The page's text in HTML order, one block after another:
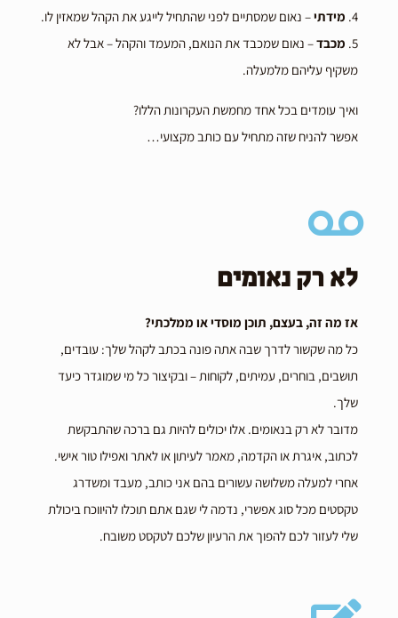
4. מידתי– נאום שמסתיים לפני שהתחיל לייגע את הקהל שמאזין לו.
5. מכבד– נאום שמכבד את הנואם, המעמד והקהל – אבל לא
משקיף עליהם מלמעלה.
ואיך עומדים בכל אחד מחמשת העקרונות הללו?
אפשר להניח שזה מתחיל עם כותב מקצועי…
לא רק נאומים
אז מה זה, בעצם, תוכן מוסדי או ממלכתי?
כל מה שקשור לדרך שבה אתה פונה בכתב לקהל שלך: עובדים,
תושבים, בוחרים, עמיתים, לקוחות – ובקיצור כל מי שמוגדר כיעד
שלך.
מדובר לא רק בנאומים. אלו יכולים להיות גם ברכה שהתבקשת
לכתוב, איגרת או הקדמה, מאמר לעיתון או לאתר ואפילו טור אישי.
אחרי למעלה משלושה עשורים בהם אני כותב, מעבד ומשדרג
טקסטים מכל סוג אפשרי, נדמה לי שגם אתם תוכלו להיווכח ביכולת
שלי לעזור לכם להפוך את הרעיון שלכם לטקסט משובח.